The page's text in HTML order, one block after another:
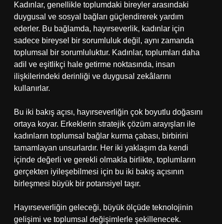
Kadınlar, genellikle toplumdaki bireyler arasındaki
duygusal ve sosyal bağları güçlendirerek yardım
ederler. Bu bağlamda, hayırseverlik, kadınlar için
sadece bireysel bir sorumluluk değil, aynı zamanda
toplumsal bir sorumluluktur. Kadınlar, toplumları daha
adil ve eşitlikçi hale getirme noktasında, insan
ilişkilerindeki derinliği ve duygusal zekâlarını
kullanırlar.
Bu iki bakış açısı, hayırseverliğin çok boyutlu doğasını
ortaya koyar. Erkeklerin stratejik çözüm arayışları ile
kadınların toplumsal bağlar kurma çabası, birbirini
tamamlayan unsurlardır. Her iki yaklaşım da kendi
içinde değerli ve gerekli olmakla birlikte, toplumların
gerçekten iyileşebilmesi için bu iki bakış açısının
birleşmesi büyük bir potansiyel taşır.
Hayırseverliğin geleceği, büyük ölçüde teknolojinin
gelişimi ve toplumsal değişimlerle şekillenecek.